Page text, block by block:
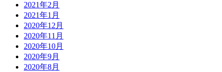
2021年2月
2021年1月
2020年12月
2020年11月
2020年10月
2020年9月
2020年8月